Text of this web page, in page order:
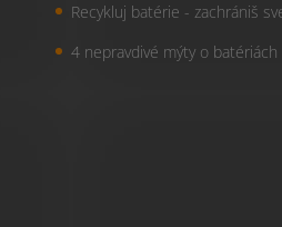
Recykluj batérie - zachrániš
4 nepravdivé mýty o batériách